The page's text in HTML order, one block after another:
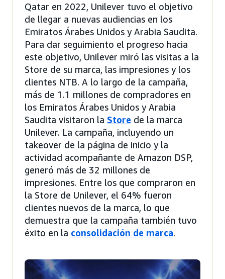
Qatar en 2022, Unilever tuvo el objetivo
de llegar a nuevas audiencias en los
Emiratos Árabes Unidos y Arabia Saudita.
Para dar seguimiento el progreso hacia
este objetivo, Unilever miró las visitas a la
Store de su marca, las impresiones y los
clientes NTB. A lo largo de la campaña,
más de 1.1 millones de compradores en
los Emiratos Árabes Unidos y Arabia
Saudita visitaron la Store de la marca
Unilever. La campaña, incluyendo un
takeover de la página de inicio y la
actividad acompañante de Amazon DSP,
generó más de 32 millones de
impresiones. Entre los que compraron en
la Store de Unilever, el 64% fueron
clientes nuevos de la marca, lo que
demuestra que la campaña también tuvo
éxito en la consolidación de marca.